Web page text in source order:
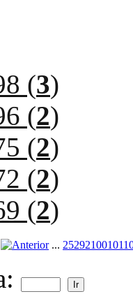
(3)
(2)
(2)
(2)
(2)
... 25292100101